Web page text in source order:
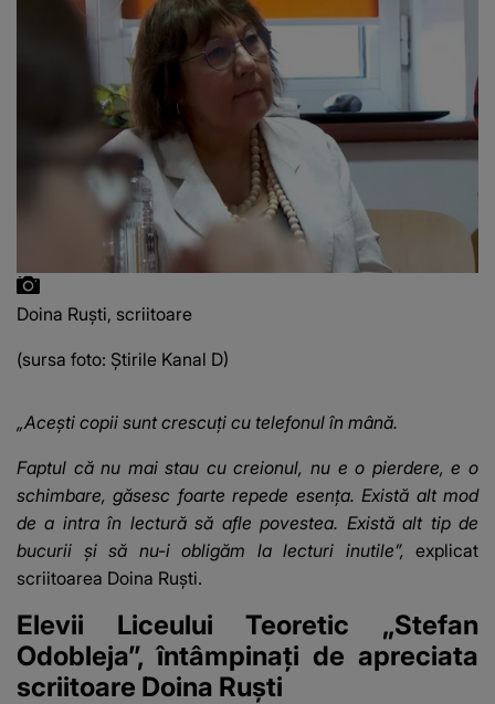
Doina Ruști, scriitoare
(sursa foto: Știrile Kanal D)
„Acești copii sunt crescuți cu telefonul în mână.
Faptul că nu mai stau cu creionul, nu e o pierdere, e o
schimbare, găsesc foarte repede esența. Există alt mod
de a intra în lectură să afle povestea. Există alt tip de
bucurii și să nu-i obligăm la lecturi inutile”, explicat
scriitoarea Doina Ruști.
Elevii Liceului Teoretic „Stefan
Odobleja”, întâmpinați de apreciata
scriitoare Doina Ruști